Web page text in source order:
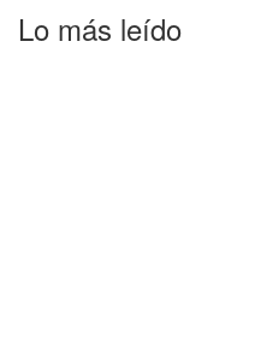
Lo más leído